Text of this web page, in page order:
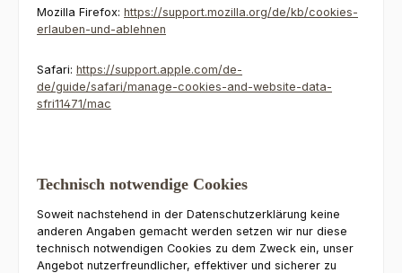
Mozilla Firefox: https://support.mozilla.org/de/kb/cookies-
erlauben-und-ablehnen
Safari: https://support.apple.com/de-
de/guide/safari/manage-cookies-and-website-data-
sfri11471/mac
Technisch notwendige Cookies
Soweit nachstehend in der Datenschutzerklärung keine
anderen Angaben gemacht werden setzen wir nur diese
technisch notwendigen Cookies zu dem Zweck ein, unser
Angebot nutzerfreundlicher, effektiver und sicherer zu